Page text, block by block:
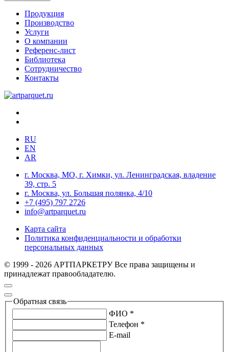
Продукция
Производство
Услуги
О компании
Референс-лист
Библиотека
Сотрудничество
Контакты
RU
EN
AR
г. Москва, МО, г. Химки, ул. Ленинградская, владение
39, стр. 5
г. Москва, ул. Большая полянка, 4/10
+7 (495) 797 2726
info@artparquet.ru
Карта сайта
Политика конфиденциальности и обработки
персональных данных
© 1999 - 2026 АРТПАРКЕТРУ Все права защищены и
принадлежат правообладателю.
Обратная связь
ФИО *
Телефон *
E-mail